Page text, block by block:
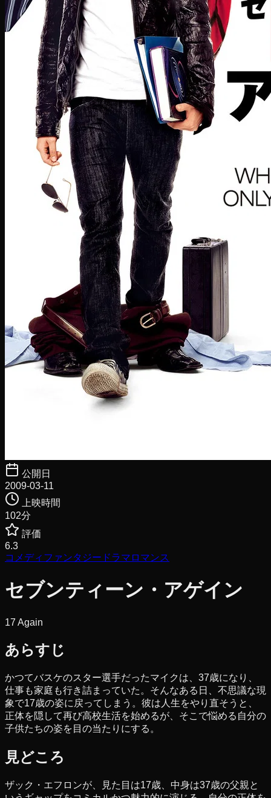
公開日
2009-03-11
上映時間
102分
評価
6.3
コメディ ファンタジー ドラマ ロマンス
セブンティーン・アゲイン
17 Again
あらすじ
かつてバスケのスター選手だったマイクは、37歳になり、
仕事も家庭も行き詰まっていた。そんなある日、不思議な現
象で17歳の姿に戻ってしまう。彼は人生をやり直そうと、
正体を隠して再び高校生活を始めるが、そこで悩める自分の
子供たちの姿を目の当たりにする。
見どころ
ザック・エフロンが、見た目は17歳、中身は37歳の父親と